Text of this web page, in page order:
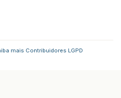
mais Contribuidores LGPD